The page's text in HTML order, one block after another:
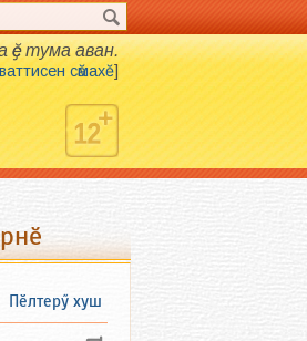
ӗҫ тума аван.
ваттисен сӑмахӗ]
Пӗлтерӳ хуш